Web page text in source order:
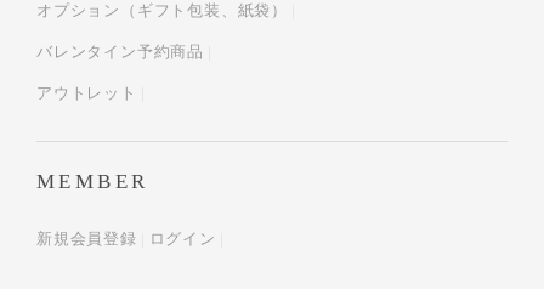
オプション（ギフト包装、紙袋）
バレンタイン予約商品
アウトレット
MEMBER
新規会員登録 ログイン